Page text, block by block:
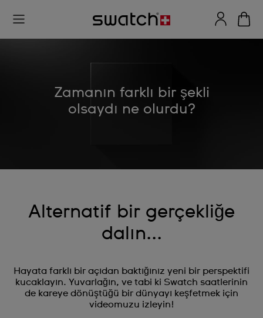
Zamanın farklı bir şekli
olsaydı ne olurdu?
Alternatif bir gerçekliğe
dalın...
Hayata farklı bir açıdan baktığınız yeni bir perspektifi
kucaklayın. Yuvarlağın, ve tabi ki Swatch saatlerinin
de kareye dönüştüğü bir dünyayı keşfetmek için
videomuzu izleyin!